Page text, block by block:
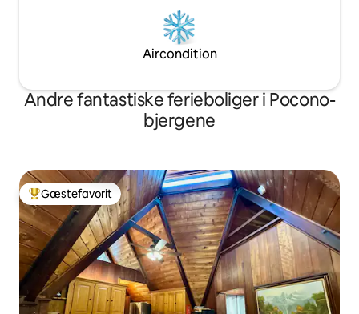
Aircondition
Andre fantastiske ferieboliger i Pocono-
bjergene
Bedste gæstefavorit
Gæstefavorit